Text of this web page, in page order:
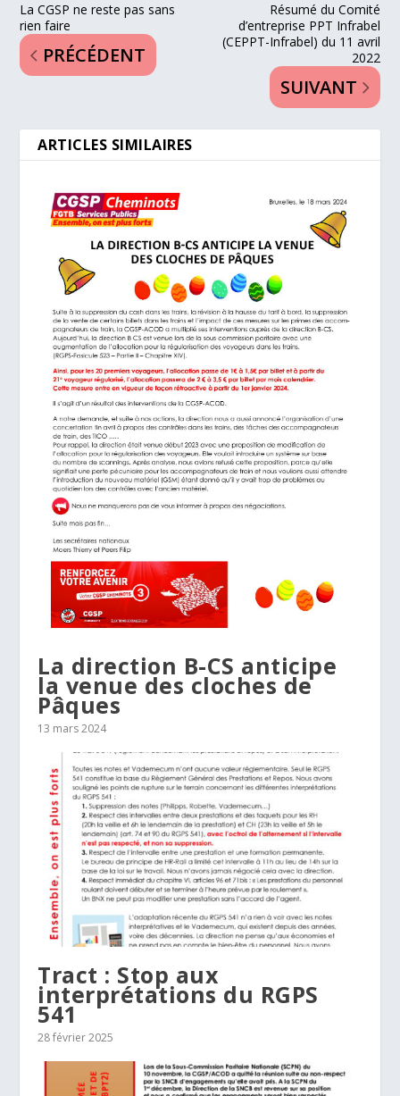
La CGSP ne reste pas sans
rien faire
PRÉCÉDENT
Résumé du Comité
d’entreprise PPT Infrabel
(CEPPT-Infrabel) du 11 avril
2022
SUIVANT
ARTICLES SIMILAIRES
La direction B-CS anticipe
la venue des cloches de
Pâques
13 mars 2024
Tract : Stop aux
interprétations du RGPS
541
28 février 2025